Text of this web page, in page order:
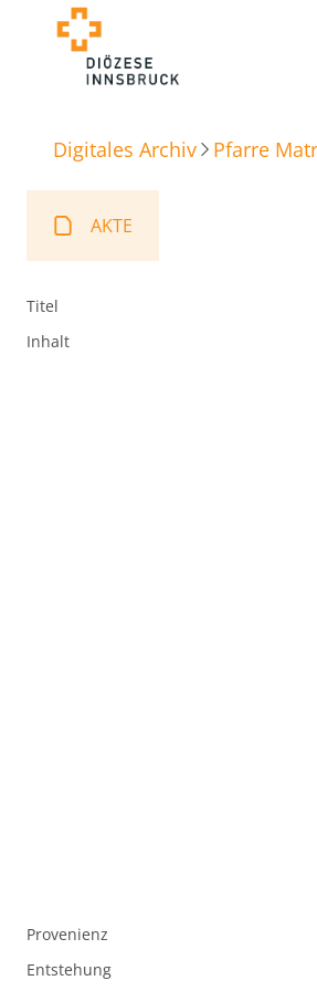
Digitales Archiv Pfarre
AKTE
Titel
Inhalt
Provenienz
Entstehung